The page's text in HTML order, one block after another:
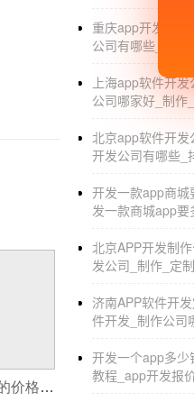
南昌小程序开发
1.做好需求分析。
序根据以前的工作
试，方便内部测试。
4.项目开发，后台
HTTPS，即服务
开发商城APP和小程序的价格是多少钱
重庆app开发公司
公司有哪些_哪家
上海app软件开
公司哪家好_制作
北京app软件开
开发公司有哪些_
开发一款app商
发一款商城app要
北京APP开发制
发公司_制作_定
济南APP软件开
件开发_制作公司
开发一个app多
教程_app开发报